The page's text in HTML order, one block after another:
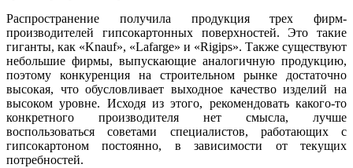
Распространение получила продукция трех фирм-
производителей гипсокартонных поверхностей. Это такие
гиганты, как «Knauf», «Lafarge» и «Rigips». Также существуют
небольшие фирмы, выпускающие аналогичную продукцию,
поэтому конкуренция на строительном рынке достаточно
высокая, что обусловливает выходное качество изделий на
высоком уровне. Исходя из этого, рекомендовать какого-то
конкретного производителя нет смысла, лучше
воспользоваться советами специалистов, работающих с
гипсокартоном постоянно, в зависимости от текущих
потребностей.